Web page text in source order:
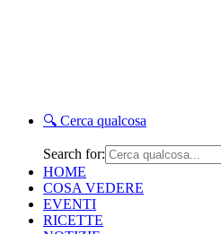
🔍 Cerca qualcosa
Search for:
HOME
COSA VEDERE
EVENTI
RICETTE